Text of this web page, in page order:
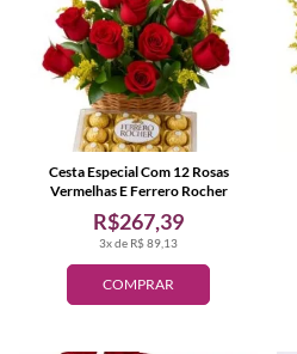
COMPRAR
3x de R$ 89,13
R$267,39
Cesta Especial Com 12 Rosas
Vermelhas E Ferrero Rocher